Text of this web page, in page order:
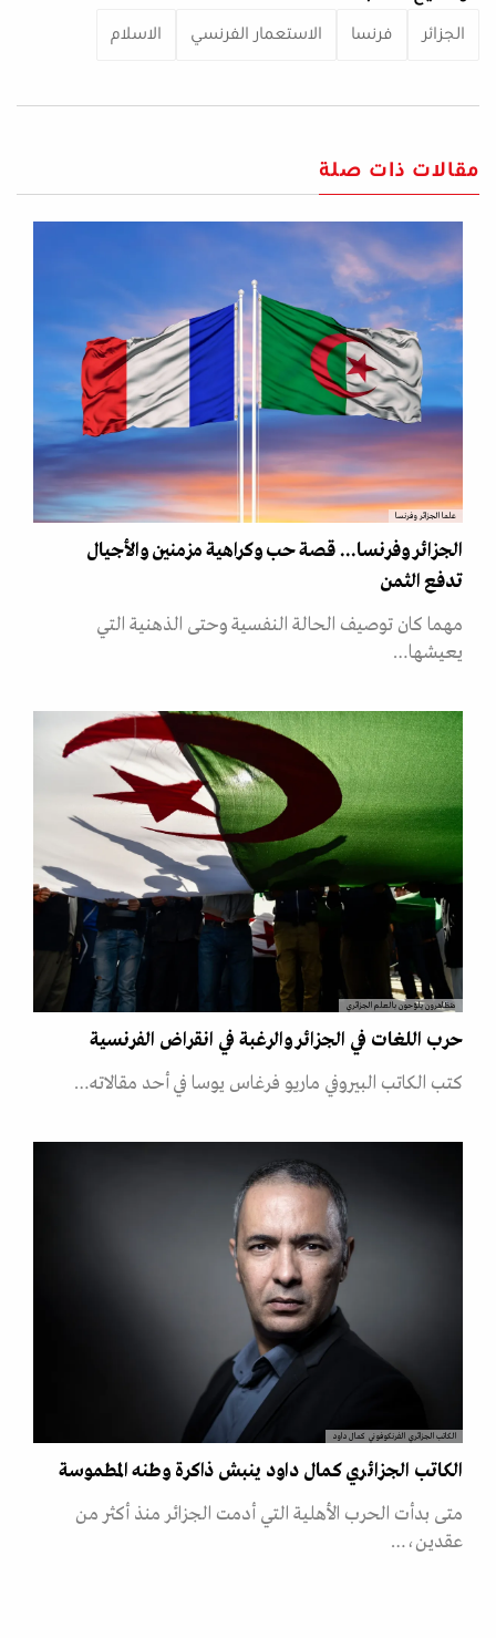
الجزائر فرنسا الاستعمار الفرنسي الاسلام
مقالات ذات صلة
علما الجزائر وفرنسا
الجزائر وفرنسا... قصة حب وكراهية مزمنين والأجيال
تدفع الثمن
مهما كان توصيف الحالة النفسية وحتى الذهنية التي
يعيشها…
متظاهرون يلوّحون بالعلم الجزائري
حرب اللغات في الجزائر والرغبة في انقراض الفرنسية
كتب الكاتب البيروفي ماريو فرغاس يوسا في أحد مقالاته…
الكاتب الجزائري الفرنكوفوني كمال داود
الكاتب الجزائري كمال داود ينبش ذاكرة وطنه المطموسة
متى بدأت الحرب الأهلية التي أدمت الجزائر منذ أكثر من
عقدين،…